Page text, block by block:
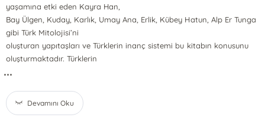
yaşamına etki eden Kayra Han,
Bay Ülgen, Kuday, Karlık, Umay Ana, Erlik, Kübey Hatun, Alp Er Tunga
gibi Türk Mitolojisi’ni
oluşturan yapıtaşları ve Türklerin inanç sistemi bu kitabın konusunu
oluşturmaktadır. Türklerin
...
Devamını Oku